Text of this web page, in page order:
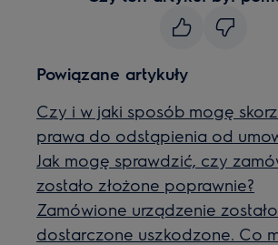
Powiązane artykuły
Czy i w jaki sposób mogę
prawa do odstąpienia od
Jak mogę sprawdzić, czy
zostało złożone poprawnie?
Zamówione urządzenie zostało
dostarczone uszkodzone. Co